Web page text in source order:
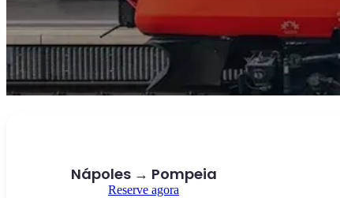
Nápoles → Pompeia
Reserve agora